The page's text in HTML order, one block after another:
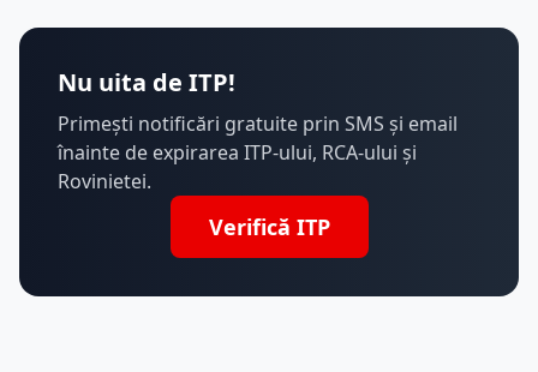
Nu uita de ITP!
Primești notificări gratuite prin SMS și email
înainte de expirarea ITP-ului, RCA-ului și
Rovinietei.
Verifică ITP